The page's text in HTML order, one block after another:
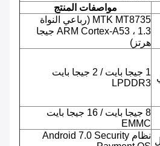
مواصفات المنتج
MTK MT8735 (رباعي النواة
ARM Cortex-A53 ، 1.3 جيجا
هرتز)
1 جيجا بايت / 2 جيجا بايت
LPDDR3
8 جيجا بايت / 16 جيجا بايت
EMMC
نظام Android 7.0 Security